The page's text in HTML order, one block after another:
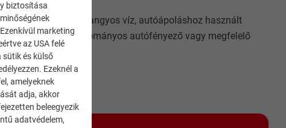
stb. esetén: tiszta, langyos víz, autóápoláshoz használt
esetén: hagyományos autófényező vagy megfelelő
be kell tartani.
biztosítása
marketing
az USA felé
sütik és külső
Ezeknél a
amelyeknek
adja, akkor
beleegyezik
adatvédelem,